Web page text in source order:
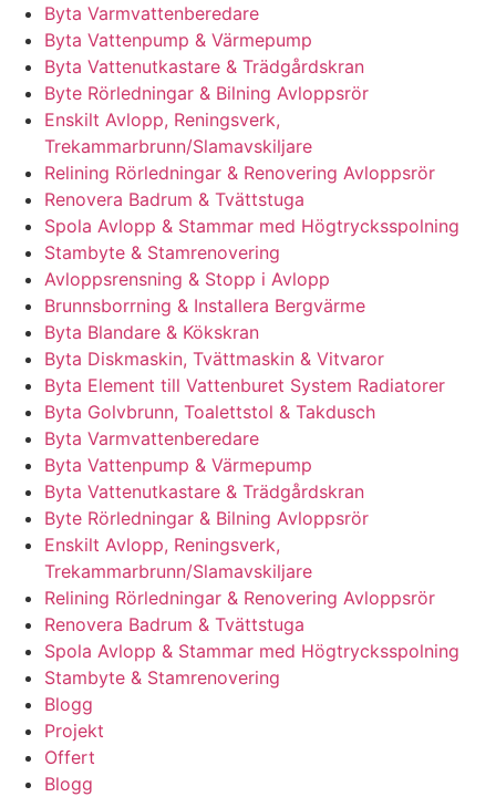
Byta Varmvattenberedare
Byta Vattenpump & Värmepump
Byta Vattenutkastare & Trädgårdskran
Byte Rörledningar & Bilning Avloppsrör
Enskilt Avlopp, Reningsverk,
Trekammarbrunn/Slamavskiljare
Relining Rörledningar & Renovering Avloppsrör
Renovera Badrum & Tvättstuga
Spola Avlopp & Stammar med Högtrycksspolning
Stambyte & Stamrenovering
Avloppsrensning & Stopp i Avlopp
Brunnsborrning & Installera Bergvärme
Byta Blandare & Kökskran
Byta Diskmaskin, Tvättmaskin & Vitvaror
Byta Element till Vattenburet System Radiatorer
Byta Golvbrunn, Toalettstol & Takdusch
Byta Varmvattenberedare
Byta Vattenpump & Värmepump
Byta Vattenutkastare & Trädgårdskran
Byte Rörledningar & Bilning Avloppsrör
Enskilt Avlopp, Reningsverk,
Trekammarbrunn/Slamavskiljare
Relining Rörledningar & Renovering Avloppsrör
Renovera Badrum & Tvättstuga
Spola Avlopp & Stammar med Högtrycksspolning
Stambyte & Stamrenovering
Blogg
Projekt
Offert
Blogg